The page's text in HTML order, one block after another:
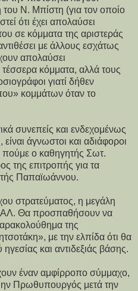
Ν. Μπίστη (για τον οποίο
ότι έχει απολαύσει
σε κόμματα της αριστεράς
με άλλους εσχάτως
απολαύσει
κόμματα, αλλά τους
γιατί δήθεν
κομμάτων όταν το
συνεπείς και ενδεχομένως
άγνωστοι και αδιάφοροι
πούμε ο καθηγητής Σωτ.
της επιτροπής για τα
Παπαϊωάννου.
στρατεύματος, η μεγάλη
Θα προσπαθήσουν να
της
με την ελπίδα ότι θα
και αντιδεξιάς βάσης.
έναν αμφίρροπο σύμμαχο,
Πρωθυπουργός μετά την